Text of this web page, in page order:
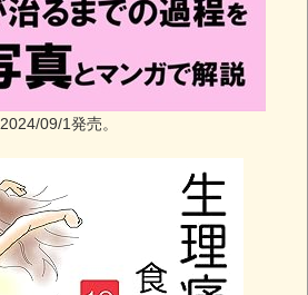
2024/09/1発売。